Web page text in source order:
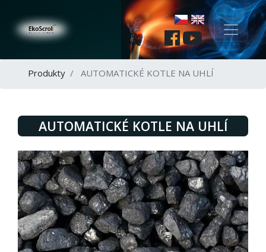
Produkty AUTOMATICKÉ KOTLE NA UHLÍ
AUTOMATICKÉ KOTLE NA UHLÍ